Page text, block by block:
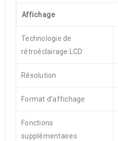
Affichage
Technologie de
rétroéclairage LCD
Résolution
Format d’affichage
Fonctions
supplémentaires